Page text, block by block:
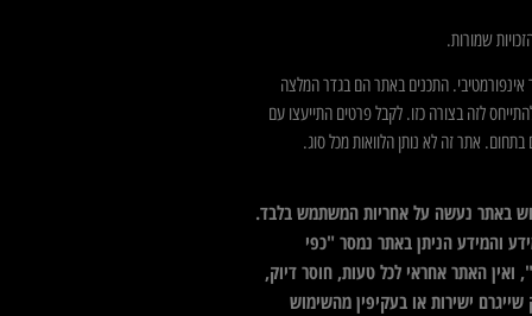
שמורות.
אינפורמטיבי. התכנים באתר הם בגדר המלצה
לזה בצורה כזו. לקבל פרטים התייעצו עם
בתחום. אתר זה לא נותן הלוואות מכל סוג.
באתר נעשה על אחריות המשתמש בלבד.
והמידע הניתן באתר נמסר "כפי
ואין האתר אחראי לכל טעות, חוסר דיוק,
שייגרם ישירות או בעקיפין מהשימוש